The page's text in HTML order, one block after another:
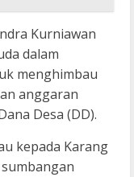
Kurniawan
dalam
menghimbau
anggaran
Desa (DD).
kepada Karang